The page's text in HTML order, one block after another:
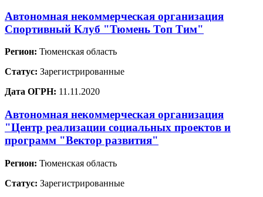
Автономная некоммерческая организация
Спортивный Клуб "Тюмень Топ Тим"
Регион: Тюменская область
Статус: Зарегистрированные
Дата ОГРН: 11.11.2020
Автономная некоммерческая организация
"Центр реализации социальных проектов и
программ "Вектор развития"
Регион: Тюменская область
Статус: Зарегистрированные